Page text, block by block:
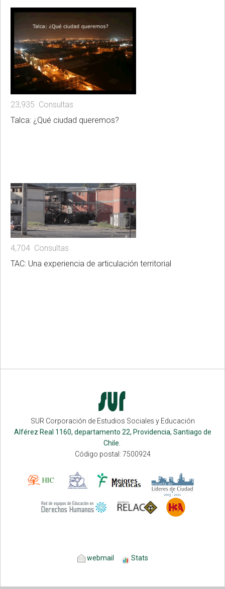
23,935 Consultas
Talca: ¿Qué ciudad queremos?
4,704 Consultas
TAC: Una experiencia de articulación territorial
SUR Corporación de Estudios Sociales y Educación
Alférez Real 1160, departamento 22, Providencia, Santiago de
Chile.
Código postal: 7500924
webmail Stats